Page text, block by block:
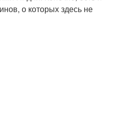
о которых здесь не